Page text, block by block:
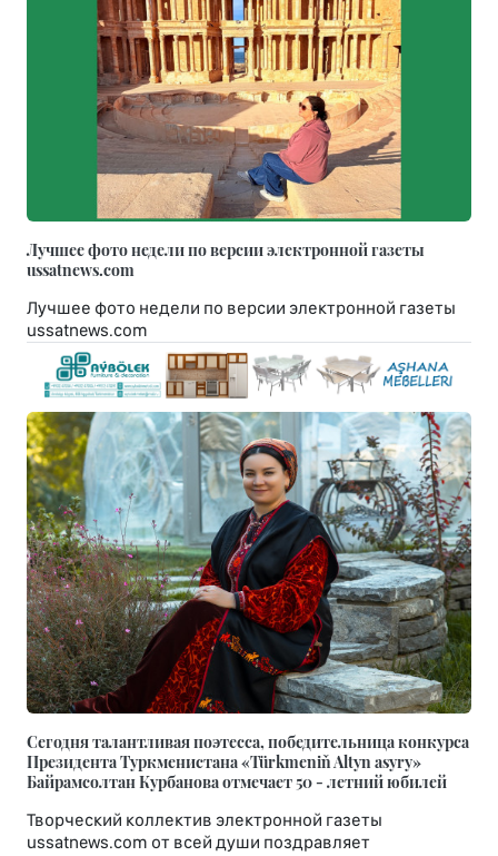
Лучшее фото недели по версии электронной газеты
ussatnews.com
Лучшее фото недели по версии электронной газеты
ussatnews.com
Сегодня талантливая поэтесса, победительница конкурса
Президента Туркменистана «Türkmeniň Altyn asyry»
Байрамсолтан Курбанова отмечает 50 - летний юбилей
Творческий коллектив электронной газеты
ussatnews.com от всей души поздравляет